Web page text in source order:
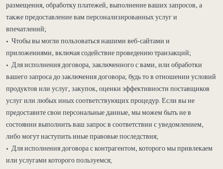
размещения, обработку платежей, выполнение ваших запросов, а
также предоставление вам персонализированных услуг и
впечатлений;
• Чтобы вы могли пользоваться нашими веб-сайтами и
приложениями, включая содействие проведению транзакций;
• Для исполнения договора, заключенного с вами, или обработки
вашего запроса до заключения договора; будь то в отношении условий
продуктов или услуг, закупок, оценки эффективности поставщиков
услуг или любых иных соответствующих процедур. Если вы не
предоставите свои персональные данные, мы можем быть не в
состоянии выполнить ваш запрос в соответствии с уведомлением,
либо могут наступить иные правовые последствия;
• Для исполнения договора с контрагентом, которого мы привлекаем
или услугами которого пользуемся;